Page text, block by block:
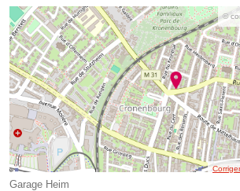
©
Garage Heim